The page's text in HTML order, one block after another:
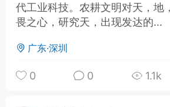
节返乡期间“闪
代工业科技。农耕文明对天，地
畏之心，研究天，出现发达的...
广东·深圳
0 0 1.1k